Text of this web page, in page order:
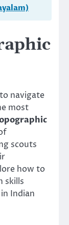
navigate
most
scouts
how to
skills
Indian